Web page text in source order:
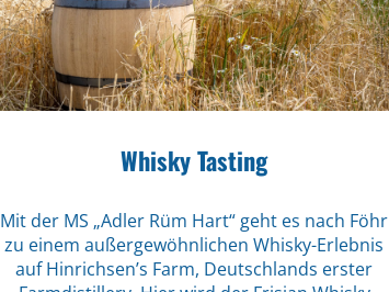
Whisky Tasting
Mit der MS „Adler Rüm Hart“ geht es nach Föhr
zu einem außergewöhnlichen Whisky-Erlebnis
auf Hinrichsen’s Farm, Deutschlands erster